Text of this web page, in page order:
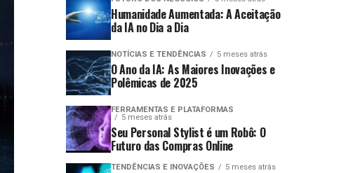
Humanidade Aumentada: A Aceitação
da IA no Dia a Dia
NOTÍCIAS E TENDÊNCIAS 5 meses atrás
O Ano da IA: As Maiores Inovações e
Polêmicas de 2025
FERRAMENTAS E PLATAFORMAS
5 meses atrás
Seu Personal Stylist é um Robô: O
Futuro das Compras Online
TENDÊNCIAS E INOVAÇÕES 5 meses atrás